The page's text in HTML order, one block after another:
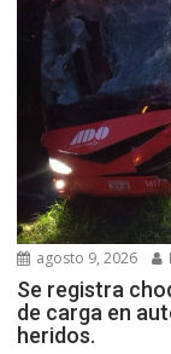
agosto 9, 2026
Se registra
de carga en
heridos.